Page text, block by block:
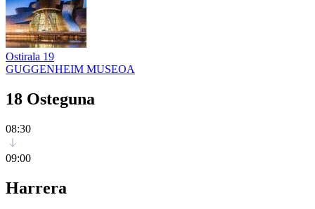
Ostirala 19
GUGGENHEIM MUSEOA
18 Osteguna
08:30
09:00
Harrera